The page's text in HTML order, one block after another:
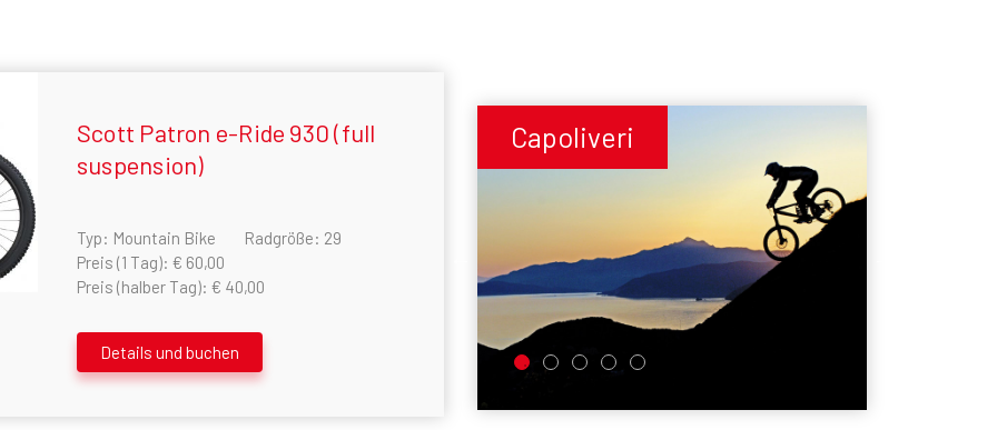
Scott Patron e-Ride 930 (full
suspension)
Typ: Mountain Bike
Radgröße: 29
Preis (1 Tag): € 60,00
Preis (halber Tag): € 40,00
Details und buchen
Capoliveri Capoliveri